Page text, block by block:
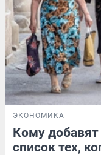
ЭКОНОМИКА
Кому
список тех,